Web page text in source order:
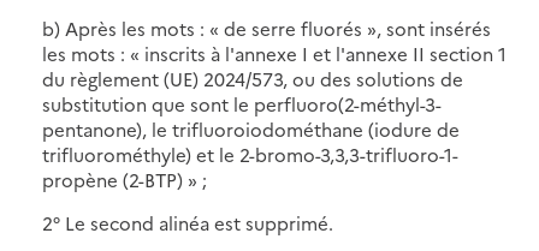
b) Après les mots : « de serre fluorés », sont insérés
les mots : « inscrits à l'annexe I et l'annexe II section 1
du règlement (UE) 2024/573, ou des solutions de
substitution que sont le perfluoro(2-méthyl-3-
pentanone), le trifluoroiodométhane (iodure de
trifluorométhyle) et le 2-bromo-3,3,3-trifluoro-1-
propène (2-BTP) » ;
2° Le second alinéa est supprimé.